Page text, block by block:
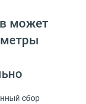
может
сбор